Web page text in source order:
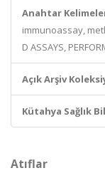
Anahtar
immunoassay,
D ASSAYS,
Açık Arşiv
Kütahya Sağlık
Atıflar